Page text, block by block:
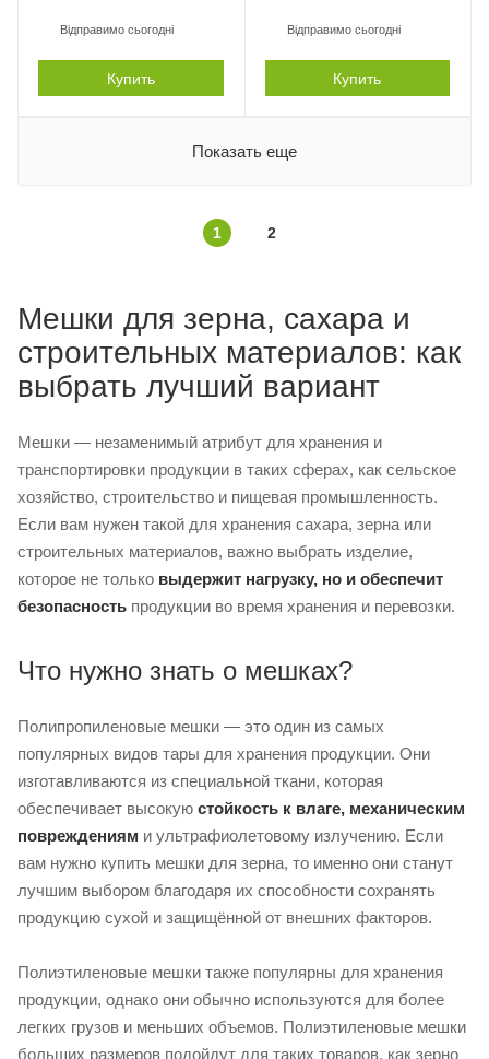
Відправимо сьогодні
Купить
Відправимо сьогодні
Купить
Показать еще
1 2
Мешки для зерна, сахара и
строительных материалов: как
выбрать лучший вариант
Мешки — незаменимый атрибут для хранения и
транспортировки продукции в таких сферах, как сельское
хозяйство, строительство и пищевая промышленность.
Если вам нужен такой для хранения сахара, зерна или
строительных материалов, важно выбрать изделие,
которое не только выдержит нагрузку, но и обеспечит
безопасность продукции во время хранения и перевозки.
Что нужно знать о мешках?
Полипропиленовые мешки — это один из самых
популярных видов тары для хранения продукции. Они
изготавливаются из специальной ткани, которая
обеспечивает высокую стойкость к влаге, механическим
повреждениям и ультрафиолетовому излучению. Если
вам нужно купить мешки для зерна, то именно они станут
лучшим выбором благодаря их способности сохранять
продукцию сухой и защищённой от внешних факторов.
Полиэтиленовые мешки также популярны для хранения
продукции, однако они обычно используются для более
легких грузов и меньших объемов. Полиэтиленовые мешки
больших размеров подойдут для таких товаров, как зерно